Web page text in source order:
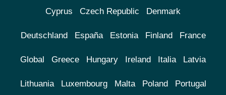
Cyprus Czech Republic Denmark
Deutschland España Estonia Finland France
Global Greece Hungary Ireland Italia Latvia
Lithuania Luxembourg Malta Poland Portugal